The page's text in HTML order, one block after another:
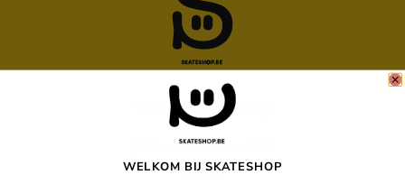
Your Local Skateshop
Noordzandstraat 86
8000
WELKOM BIJ SKATESHOP